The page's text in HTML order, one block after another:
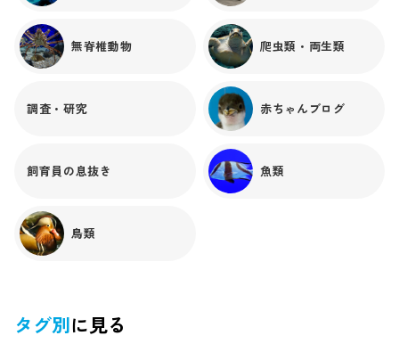
無脊椎動物 爬虫類・両生類
調査・研究 赤ちゃんブログ
飼育員の息抜き 魚類
鳥類
タグ別に見る